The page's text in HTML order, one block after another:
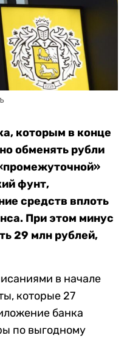
которым в конце
обменять рубли
фунт,
средств вплоть
При этом минус
29 млн рублей,
в начале
которые 27
банка
по выгодному